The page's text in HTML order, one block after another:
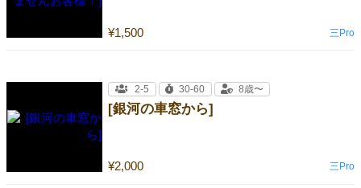
¥1,500 三Pro
[銀河の車窓から]
¥2,000
2-5 30-60 8歳〜
三Pro